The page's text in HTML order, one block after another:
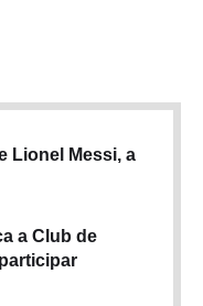
Lionel Messi, a
a Club de